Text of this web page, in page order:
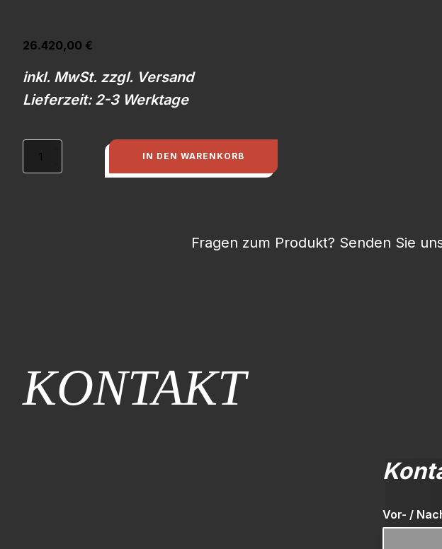
26.420,00 €
inkl. MwSt. zzgl. Versand
Lieferzeit: 2-3 Werktage
Audi
IN DEN WARENKORB
Fragen zum Produkt? Senden Sie
KONTAKT
Vor- /